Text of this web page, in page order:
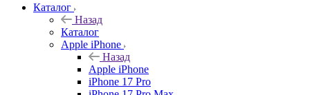
Каталог
Назад
Каталог
Apple iPhone
Назад
Apple iPhone
iPhone 17 Pro